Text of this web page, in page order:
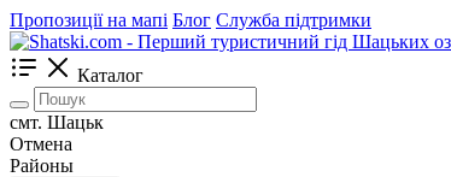
Пропозиції на мапі Блог Служба підтримки
Каталог
смт. Шацьк
Отмена
Районы